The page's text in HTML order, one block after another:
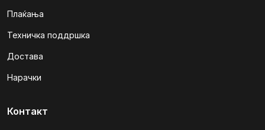
Плаќања
Техничка поддршка
Достава
Нарачки
Контакт